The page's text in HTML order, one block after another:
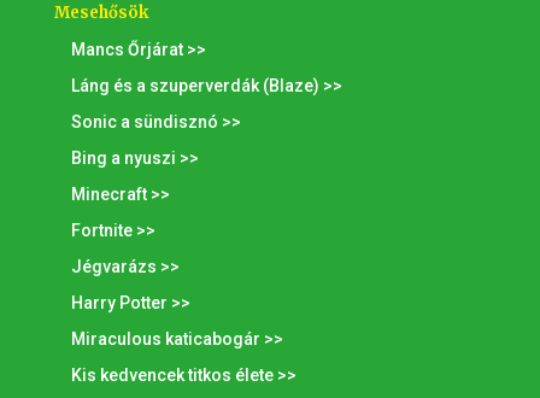
Mesehősök
Mancs Őrjárat >>
Láng és a szuperverdák (Blaze) >>
Sonic a sündisznó >>
Bing a nyuszi >>
Minecraft >>
Fortnite >>
Jégvarázs >>
Harry Potter >>
Miraculous katicabogár >>
Kis kedvencek titkos élete >>